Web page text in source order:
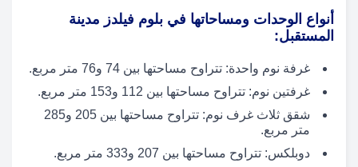
أنواع الوحدات ومساحاتها في بلوم فيلدز مدينة
المستقبل:
غرفة نوم واحدة: تتراوح مساحتها بين 74 و76 متر مربع.
غرفتين نوم: تتراوح مساحتها بين 112 و153 متر مربع.
شقق ثلاث غرف نوم: تتراوح مساحتها بين 205 و285
متر مربع.
دوبلكس: تتراوح مساحتها بين 207 و333 متر مربع.